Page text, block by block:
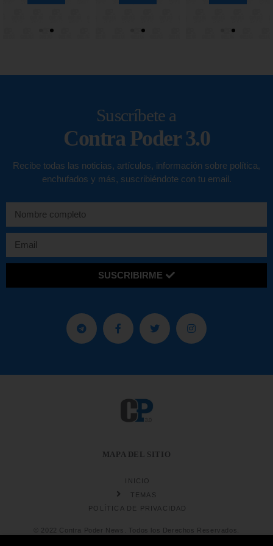
Suscríbete a
Contra Poder 3.0
Recibe todas las noticias, artículos, información sobre política,
enchufados y más, suscribiéndote con tu email.
SUSCRIBIRME
MAPA DEL SITIO
INICIO
TEMAS
POLÍTICA DE PRIVACIDAD
© 2022 Contra Poder News. Todos los Derechos Reservados.